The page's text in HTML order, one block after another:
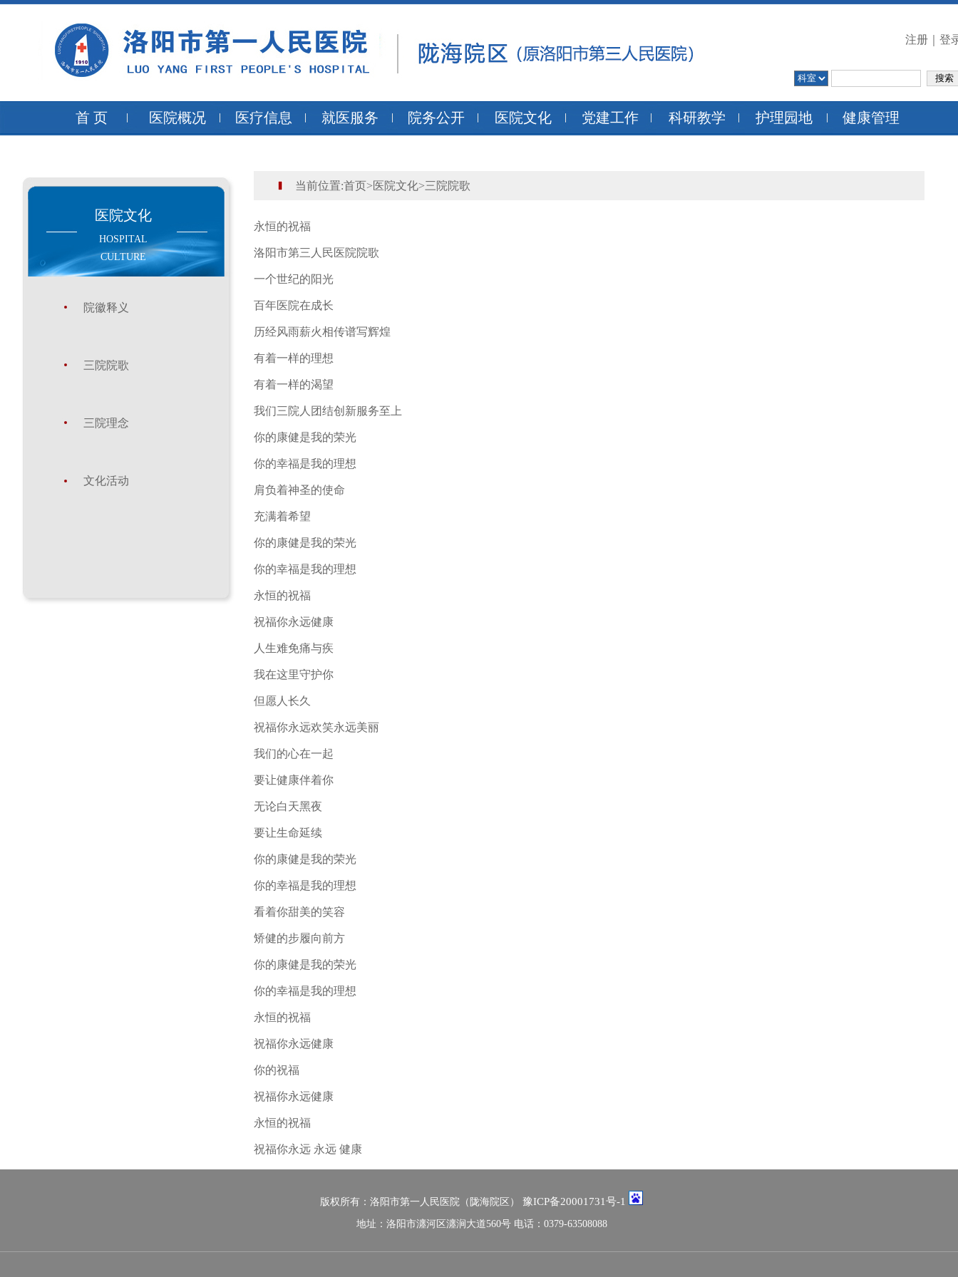
注册 登
首 页 医院概况 医疗信息 就医服务 院务公开 医院文化 党建工作 科研教学 护理园地 健康管理
医院文化
HOSPITAL
CULTURE
院徽释义
三院院歌
三院理念
文化活动
当前位置:首页>医院文化>三院院歌
永恒的祝福
洛阳市第三人民医院院歌
一个世纪的阳光
百年医院在成长
历经风雨薪火相传谱写辉煌
有着一样的理想
有着一样的渴望
我们三院人团结创新服务至上
你的康健是我的荣光
你的幸福是我的理想
肩负着神圣的使命
充满着希望
你的康健是我的荣光
你的幸福是我的理想
永恒的祝福
祝福你永远健康
人生难免痛与疾
我在这里守护你
但愿人长久
祝福你永远欢笑永远美丽
我们的心在一起
要让健康伴着你
无论白天黑夜
要让生命延续
你的康健是我的荣光
你的幸福是我的理想
看着你甜美的笑容
矫健的步履向前方
你的康健是我的荣光
你的幸福是我的理想
永恒的祝福
祝福你永远健康
你的祝福
祝福你永远健康
永恒的祝福
祝福你永远 永远 健康
版权所有：洛阳市第一人民医院（陇海院区） 豫ICP备20001731号-1
地址：洛阳市瀍河区瀍涧大道560号 电话：0379-63508088